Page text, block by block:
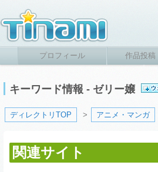
プロフィール 作品投稿
キーワード情報 - ゼリー嬢
ディレクトリTOP > アニメ・マンガ
関連サイト